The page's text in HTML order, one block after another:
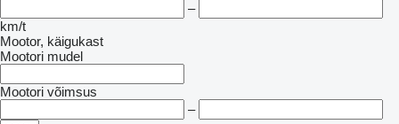
–
km/t
Mootor, käigukast
Mootori mudel
Mootori võimsus
–